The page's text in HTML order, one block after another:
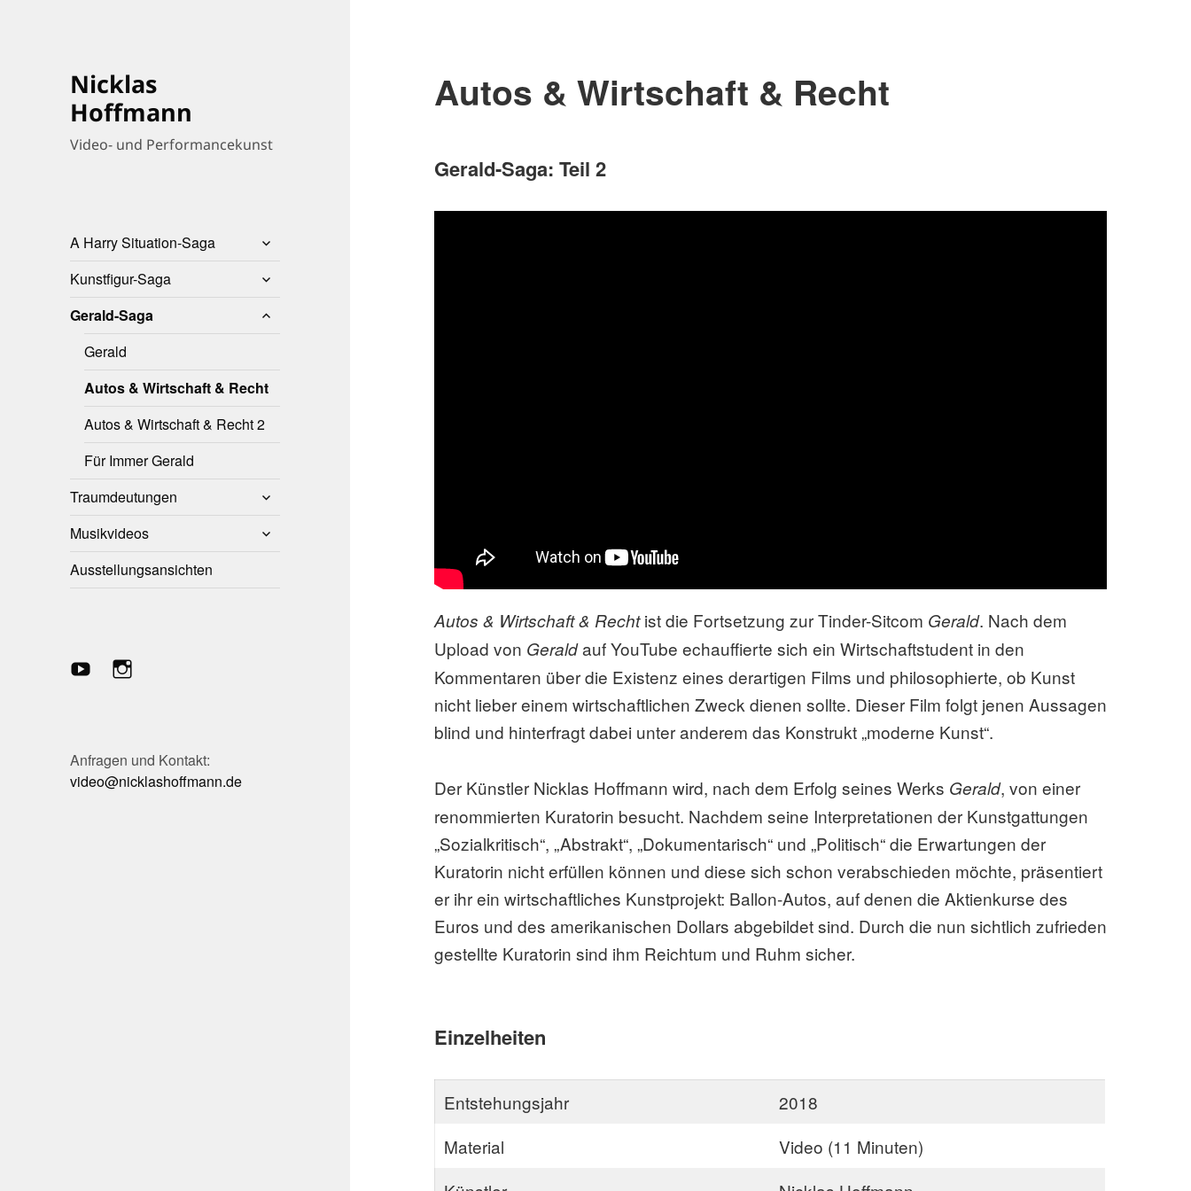
Nicklas
Hoffmann
Video- und Performancekunst
A Harry Situation-Saga
untermenü
Kunstfigur-Saga
untermenü
Gerald-Saga
untermenü
Gerald
Autos & Wirtschaft & Recht
Autos & Wirtschaft & Recht 2
Für Immer Gerald
Traumdeutungen
untermenü
Musikvideos
untermenü
Ausstellungsansichten
YouTube-Instagram
Anfragen und Kontakt:
video@nicklashoffmann.de
Autos & Wirtschaft & Recht
Gerald-Saga: Teil 2
Autos & Wirtschaft & Rechtist die Fortsetzung zur Tinder-Sitcom Gerald. Nach dem
Upload von Geraldauf YouTube echauffierte sich ein Wirtschaftstudent in den
Kommentaren über die Existenz eines derartigen Films und philosophierte, ob Kunst
nicht lieber einem wirtschaftlichen Zweck dienen sollte. Dieser Film folgt jenen Aussagen
blind und hinterfragt dabei unter anderem das Konstrukt „moderne Kunst“.
Der Künstler Nicklas Hoffmann wird, nach dem Erfolg seines Werks Gerald, von einer
renommierten Kuratorin besucht. Nachdem seine Interpretationen der Kunstgattungen
„Sozialkritisch“, „Abstrakt“, „Dokumentarisch“ und „Politisch“ die Erwartungen der
Kuratorin nicht erfüllen können und diese sich schon verabschieden möchte, präsentiert
er ihr ein wirtschaftliches Kunstprojekt: Ballon-Autos, auf denen die Aktienkurse des
Euros und des amerikanischen Dollars abgebildet sind. Durch die nun sichtlich zufrieden
gestellte Kuratorin sind ihm Reichtum und Ruhm sicher.
Einzelheiten
Entstehungsjahr
2018
Material
Video (11 Minuten)